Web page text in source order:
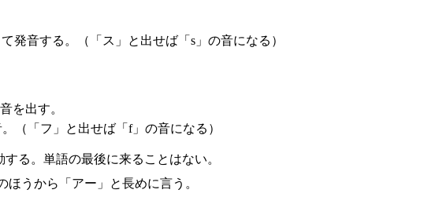
発音する。（「ス」と出せば「s」の音になる）
を出す。
（「フ」と出せば「f」の音になる）
る。単語の最後に来ることはない。
ほうから「アー」と長めに言う。